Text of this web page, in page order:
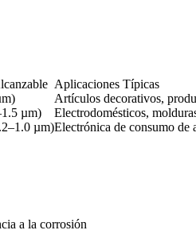
Aplicaciones Típicas
Artículos decorativos,
µm) Electrodomésticos,
µm)Electrónica de consumo de
a la corrosión